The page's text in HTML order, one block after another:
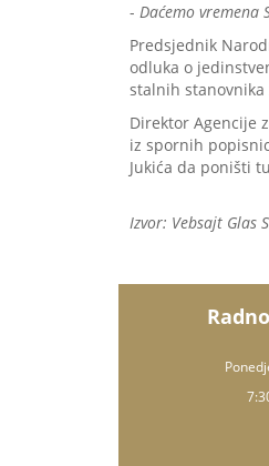
- Daćemo
Predsjednik
odluka o
stalnih
Direktor Agencije
iz spornih
Jukića da poništi
Izvor: Vebsajt Glas